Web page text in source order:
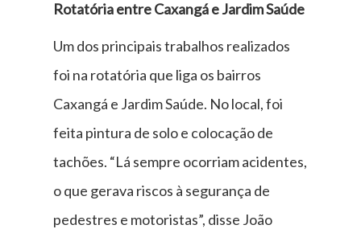
Rotatória entre Caxangá e Jardim Saúde
Um dos principais trabalhos realizados
foi na rotatória que liga os bairros
Caxangá e Jardim Saúde. No local, foi
feita pintura de solo e colocação de
tachões. “Lá sempre ocorriam acidentes,
o que gerava riscos à segurança de
pedestres e motoristas”, disse João